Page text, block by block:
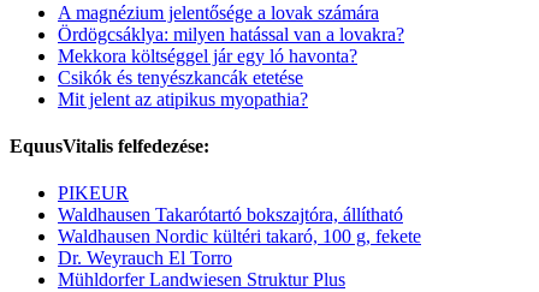
A magnézium jelentősége a lovak számára
Ördögcsáklya: milyen hatással van a lovakra?
Mekkora költséggel jár egy ló havonta?
Csikók és tenyészkancák etetése
Mit jelent az atipikus myopathia?
EquusVitalis felfedezése:
PIKEUR
Waldhausen Takarótartó bokszajtóra, állítható
Waldhausen Nordic kültéri takaró, 100 g, fekete
Dr. Weyrauch El Torro
Mühldorfer Landwiesen Struktur Plus